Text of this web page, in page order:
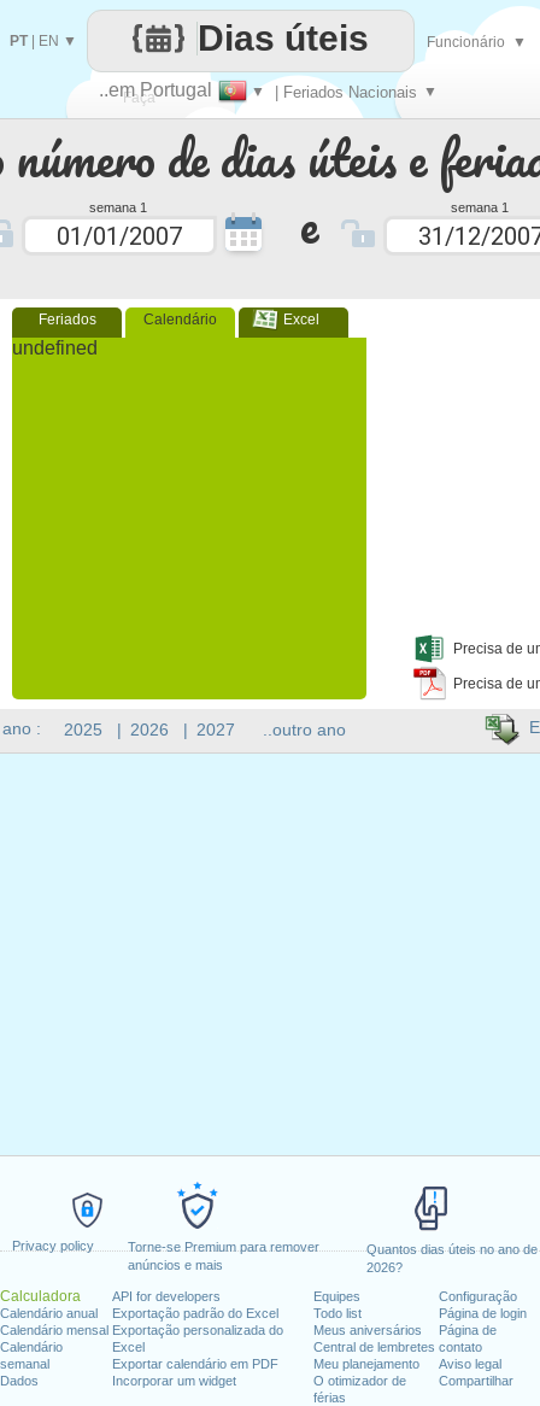
Privacy policy
Torne-se Premium para remover
anúncios e mais
Quantos dias úteis no ano de
2026?
Calculadora
Calendário anual
Calendário mensal
Calendário
semanal
Dados
API for developers
Exportação padrão do Excel
Exportação personalizada do
Excel
Exportar calendário em PDF
Incorporar um widget
Equipes
Todo list
Meus aniversários
Central de lembretes
Meu planejamento
O otimizador de
férias
Configuração
Página de login
Página de
contato
Aviso legal
Compartilhar
de dias úteis e
semana 1 e semana 1
Feriados Calendário Excel
undefined
Precisa de
Precisa de
Faça
cada
..em Portugal ▼ | Feriados Nacionais ▼
Dias úteis
PT| EN ▼ Funcionário ▼
: 2025 | 2026 | 2027 ..outro ano